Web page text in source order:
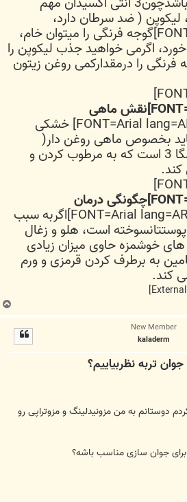
لیکوپن ( ضد سرطان دارد،
[FONT=Arial lang=AR-SA]گوجه فرنگی را میتوان خام،
اگرمی خواهید جذب لیکوپن را
فرنگی را درمقدارکمی روغن زیتون
[FONT=Arial lang=AR-SA]نقش ماهی
[FONT=Arial lang=AR-SA] خشکی
بخصوص ماهی روغن دار(
آزاد)حاوی اسید چرب امگا 3 است که به مرطوب کردن و
[FONT=Arial lang=AR-SA]چگونگی درمان
[FONT=Arial lang=AR-SA]اگربه سبب
پوستتانسوخته است، هلو و زغال
های خوشمزه حاوی میزان زیادی
به برطرف کردن قرمزی و ورم
کند.
New Member
kaladerm
دوستانم به من مزونیدلینگ و مزوتراپی رو
برای جوان سازی مناسب باشه؟